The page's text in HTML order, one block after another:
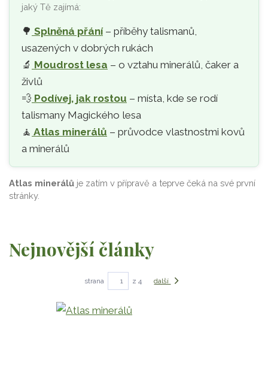
jaký Tě zajímá:
🌳 Splněná přání– příběhy talismanů,
usazených v dobrých rukách
🔬 Moudrost lesa – o vztahu minerálů, čaker a
živlů
💨 Podívej, jak rostou – místa, kde se rodí
talismany Magického lesa
🧘‍ Atlas minerálů – průvodce vlastnostmi kovů
a minerálů
Atlas minerálů je zatím v přípravě a teprve čeká na své první
stránky.
Nejnovější články
strana z 4 další